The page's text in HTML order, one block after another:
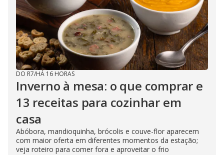
DO R7/HÁ 16 HORAS
Inverno à mesa: o que comprar e
13 receitas para cozinhar em
casa
Abóbora, mandioquinha, brócolis e couve-flor aparecem
com maior oferta em diferentes momentos da estação;
veja roteiro para comer fora e aproveitar o frio